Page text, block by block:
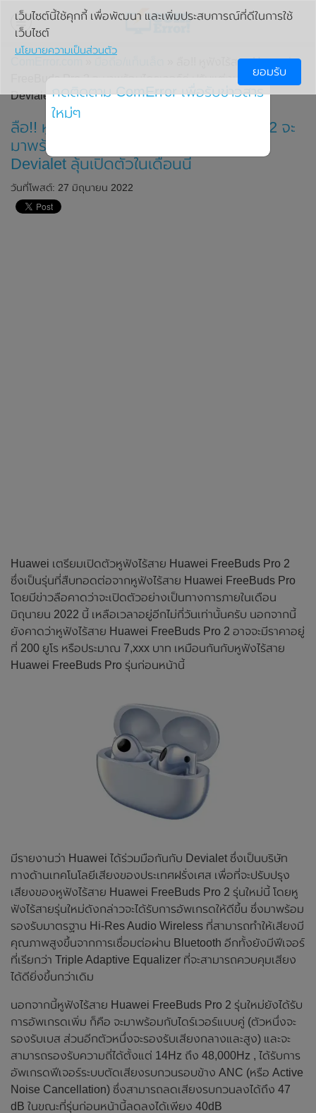
» ลือ!! หูฟังไร้สาย Huawei
FreeBuds Pro 2 จะมาพร้อมไดรเวอร์คู่ ปรับแต่งเสียงโดย
Devialet ลุ้นเปิดตัวในเดือนนี้
ลือ!! หูฟังไร้สาย Huawei FreeBuds Pro 2 จะ
มาพร้อมไดรเวอร์คู่ ปรับแต่งเสียงโดย
Devialet ลุ้นเปิดตัวในเดือนนี้
วันที่โพสต์: 27 มิถุนายน 2022
Huawei เตรียมเปิดตัวหูฟังไร้สาย Huawei FreeBuds Pro 2
ซึ่งเป็นรุ่นที่สืบทอดต่อจากหูฟังไร้สาย Huawei FreeBuds Pro
โดยมีข่าวลือคาดว่าจะเปิดตัวอย่างเป็นทางการภายในเดือน
มิถุนายน 2022 นี้ เหลือเวลาอยู่อีกไม่กี่วันเท่านั้นครับ นอกจากนี้
ยังคาดว่าหูฟังไร้สาย Huawei FreeBuds Pro 2 อาจจะมีราคาอยู่
ที่ 200 ยูโร หรือประมาณ 7,xxx บาท เหมือนกันกับหูฟังไร้สาย
Huawei FreeBuds Pro รุ่นก่อนหน้านี้
มีรายงานว่า Huawei ได้ร่วมมือกันกับ Devialet ซึ่งเป็นบริษัท
ทางด้านเทคโนโลยีเสียงของประเทศฝรั่งเศส เพื่อที่จะปรับปรุง
เสียงของหูฟังไร้สาย Huawei FreeBuds Pro 2 รุ่นใหม่นี้ โดยหู
ฟังไร้สายรุ่นใหม่ดังกล่าวจะได้รับการอัพเกรดให้ดีขึ้น ซึ่งมาพร้อม
รองรับมาตรฐาน Hi-Res Audio Wireless ที่สามารถทำให้เสียงมี
คุณภาพสูงขึ้นจากการเชื่อมต่อผ่าน Bluetooth อีกทั้งยังมีฟีเจอร์
ที่เรียกว่า Triple Adaptive Equalizer ที่จะสามารถควบคุมเสียง
ได้ดียิ่งขึ้นกว่าเดิม
นอกจากนี้หูฟังไร้สาย Huawei FreeBuds Pro 2 รุ่นใหม่ยังได้รับ
การอัพเกรดเพิ่ม ก็คือ จะมาพร้อมกับไดร์เวอร์แบบคู่ (ตัวหนึ่งจะ
รองรับเบส ส่วนอีกตัวหนึ่งจะรองรับเสียงกลางและสูง) และจะ
สามารถรองรับความถี่ได้ตั้งแต่ 14Hz ถึง 48,000Hz , ได้รับการ
อัพเกรดฟีเจอร์ระบบตัดเสียงรบกวนรอบข้าง ANC (หรือ Active
Noise Cancellation) ซึ่งสามารถลดเสียงรบกวนลงได้ถึง 47
dB ในขณะที่รุ่นก่อนหน้านี้ลดลงได้เพียง 40dB
เว็บไซต์นี้ใช้คุกกี้ เพื่อพัฒนา และเพิ่มประสบการณ์ที่ดีในการใช้
เว็บไซต์
นโยบายความเป็นส่วนตัว
ยอมรับ
กดติดตาม ComError เพื่อรับข่าวสาร
ใหม่ๆ